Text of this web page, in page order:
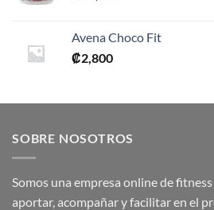
Avena Choco Fit
₡2,800
SOBRE NOSOTROS
Somos una empresa online de
aportar, acompañar y facilitar en el